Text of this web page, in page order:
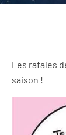
Les rafales
saison !